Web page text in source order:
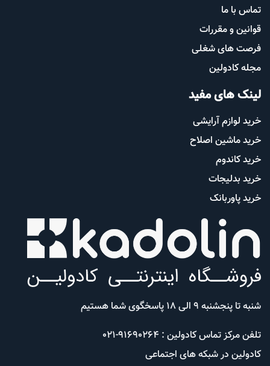
تماس با ما
قوانین و مقررات
فرصت های شغلی
مجله کادولین
لینک های مفید
خرید لوازم آرایشی
خرید ماشین اصلاح
خرید کاندوم
خرید بدلیجات
خرید پاوربانک
شنبه تا پنجشنبه 9 الی 18 پاسخگوی شما هستیم
تلفن مرکز تماس کادولین : 91690264-021
کادولین در شبکه های اجتماعی